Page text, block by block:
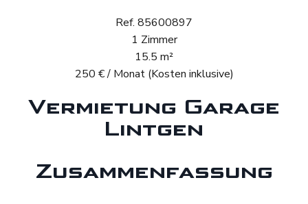
Ref. 85600897
1 Zimmer
15.5 m²
250 € / Monat (Kosten inklusive)
Vermietung Garage
Lintgen
Zusammenfassung